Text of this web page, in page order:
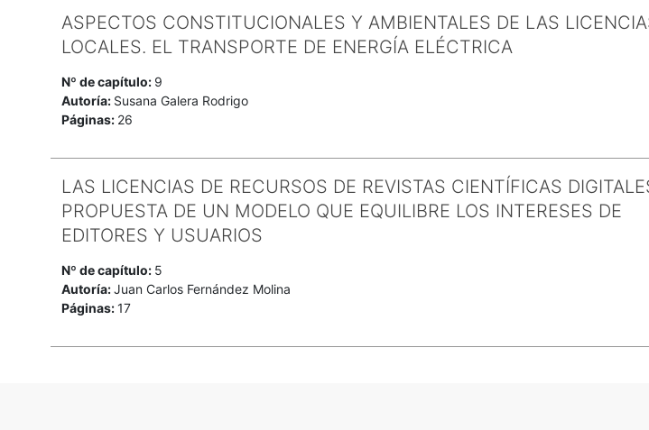
ASPECTOS CONSTITUCIONALES Y AMBIENTALES DE LAS
LOCALES. EL TRANSPORTE DE ENERGÍA ELÉCTRICA
Nº de capítulo: 9
Autoría: Susana Galera Rodrigo
Páginas: 26
LAS LICENCIAS DE RECURSOS DE REVISTAS CIENTÍFICAS
PROPUESTA DE UN MODELO QUE EQUILIBRE LOS INTERESES DE
EDITORES Y USUARIOS
Nº de capítulo: 5
Autoría:Juan Carlos Fernández Molina
Páginas:17